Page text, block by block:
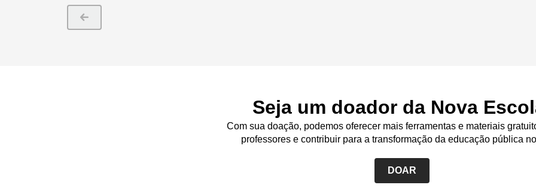
Seja um doador da Nova
Com sua doação, podemos oferecer mais ferramentas e materiais
professores e contribuir para a transformação da educação pública
DOAR